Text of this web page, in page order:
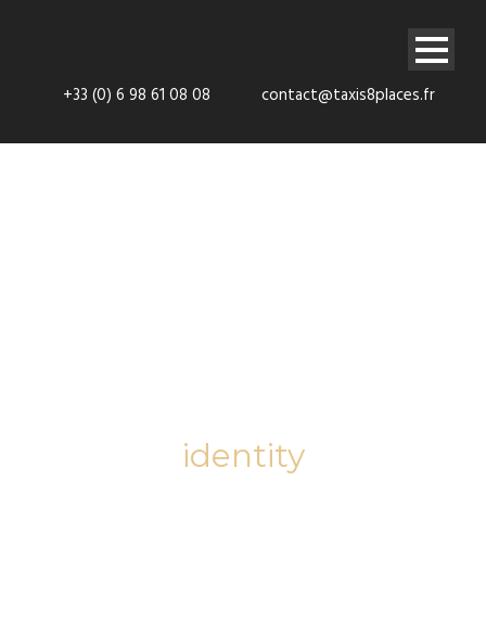
+33 (0) 6 98 61 08 08 contact@taxis8places.fr
identity